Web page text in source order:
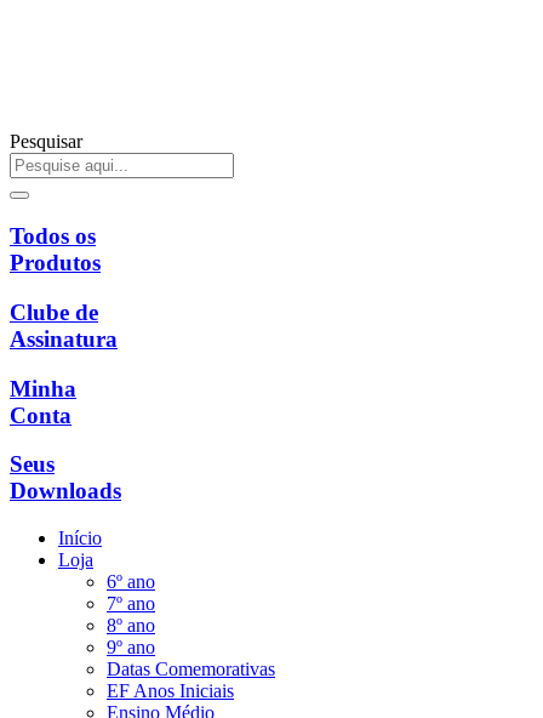
Pesquisar
Todos os
Produtos
Clube de
Assinatura
Minha
Conta
Seus
Downloads
Início
Loja
6º ano
7º ano
8º ano
9º ano
Datas Comemorativas
EF Anos Iniciais
Ensino Médio